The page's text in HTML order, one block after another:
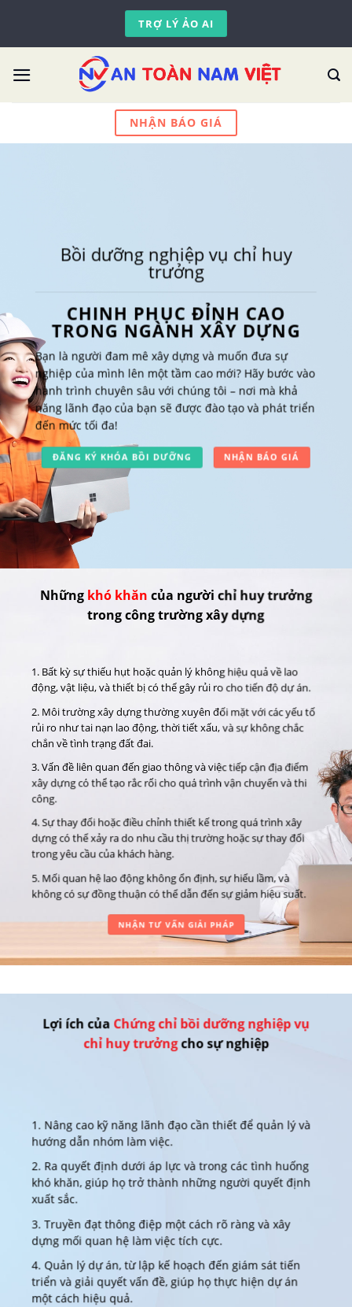
content
TRỢ LÝ ẢO AI
NHẬN BÁO GIÁ
Bồi dưỡng nghiệp vụ chỉ huy
trưởng
CHINH PHỤC ĐỈNH CAO
TRONG NGÀNH XÂY DỰNG
Bạn là người đam mê xây dựng và muốn đưa sự
nghiệp của mình lên một tầm cao mới? Hãy bước vào
hành trình chuyên sâu với chúng tôi – nơi mà khả
năng lãnh đạo của bạn sẽ được đào tạo và phát triển
đến mức tối đa!
ĐĂNG KÝ KHÓA BỒI DƯỠNG NHẬN BÁO GIÁ
Những khó khăn của người chỉ huy trưởng
trong công trường xây dựng
1. Bất kỳ sự thiếu hụt hoặc quản lý không hiệu quả về lao
động, vật liệu, và thiết bị có thể gây rủi ro cho tiến độ dự án.
2. Môi trường xây dựng thường xuyên đối mặt với các yếu tố
rủi ro như tai nạn lao động, thời tiết xấu, và sự không chắc
chắn về tình trạng đất đai.
3. Vấn đề liên quan đến giao thông và việc tiếp cận địa điểm
xây dựng có thể tạo rắc rối cho quá trình vận chuyển và thi
công.
4. Sự thay đổi hoặc điều chỉnh thiết kế trong quá trình xây
dựng có thể xảy ra do nhu cầu thị trường hoặc sự thay đổi
trong yêu cầu của khách hàng.
5. Mối quan hệ lao động không ổn định, sự hiểu lầm, và
không có sự đồng thuận có thể dẫn đến sự giảm hiệu suất.
NHẬN TƯ VẤN GIẢI PHÁP
Lợi ích của Chứng chỉ bồi dưỡng nghiệp vụ
chỉ huy trưởngcho sự nghiệp
1. Nâng cao kỹ năng lãnh đạo cần thiết để quản lý và
hướng dẫn nhóm làm việc.
2. Ra quyết định dưới áp lực và trong các tình huống
khó khăn, giúp họ trở thành những người quyết định
xuất sắc.
3. Truyền đạt thông điệp một cách rõ ràng và xây
dựng mối quan hệ làm việc tích cực.
4. Quản lý dự án, từ lập kế hoạch đến giám sát tiến
triển và giải quyết vấn đề, giúp họ thực hiện dự án
một cách hiệu quả.